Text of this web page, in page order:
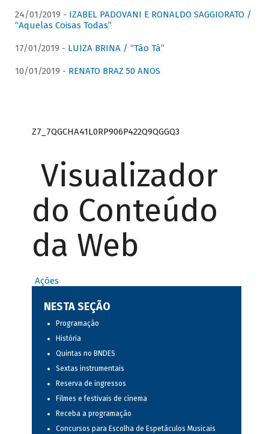
24/01/2019 - IZABEL PADOVANI E RONALDO SAGGIORATO /
“Aquelas Coisas Todas”
17/01/2019 - LUIZA BRINA / “Tão Tá”
10/01/2019 - RENATO BRAZ 50 ANOS
Z7_7QGCHA41L0RP906P422Q9QGGQ3
Visualizador
do Conteúdo
da Web
Ações
NESTA SEÇÃO
Programação
História
Quintas no BNDES
Sextas instrumentais
Reserva de ingressos
Filmes e festivais de cinema
Receba a programação
Concursos para Escolha de Espetáculos Musicais